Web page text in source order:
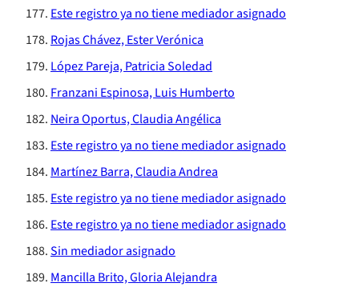
Este registro ya no tiene mediador asignado
Rojas Chávez, Ester Verónica
López Pareja, Patricia Soledad
Franzani Espinosa, Luis Humberto
Neira Oportus, Claudia Angélica
Este registro ya no tiene mediador asignado
Martínez Barra, Claudia Andrea
Este registro ya no tiene mediador asignado
Este registro ya no tiene mediador asignado
Sin mediador asignado
Mancilla Brito, Gloria Alejandra